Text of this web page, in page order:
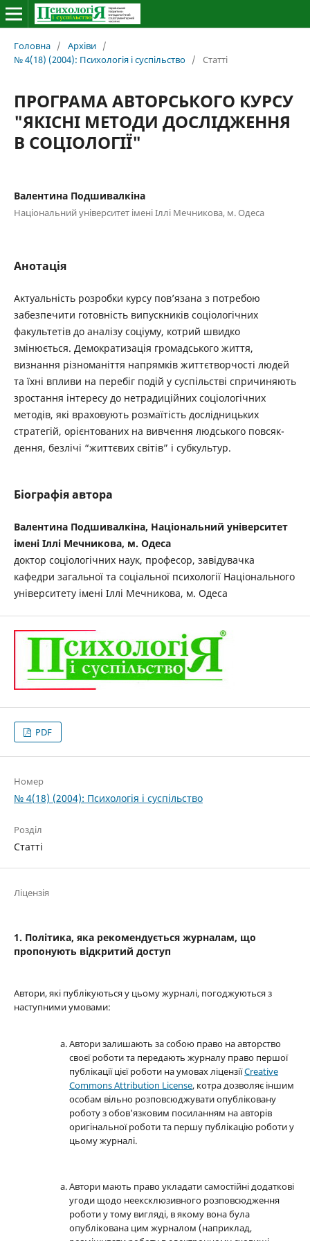
Головна / Архіви /
№ 4(18) (2004): Психологія і суспільство / Статті
ПРОГРАМА АВТОРСЬКОГО КУРСУ
"ЯКІСНІ МЕТОДИ ДОСЛІДЖЕННЯ
В СОЦІОЛОГІЇ"
Валентина Подшивалкіна
Національний університет імені Іллі Мечникова, м. Одеса
Анотація
Актуальність розробки курсу пов’язана з потребою
забезпечити готовність випускників соціологічних
факультетів до аналізу соціуму, котрий швидко
змінюється. Демократизація громадського життя,
визнання різноманіття напрямків життєтворчості людей
та їхні впливи на перебіг подій у суспільстві спричиняють
зростання інтересу до нетрадиційних соціологічних
методів, які враховують розмаїтість дослідницьких
стратегій, орієнтованих на вивчення людського повсяк-
дення, безлічі “життєвих світів” і субкультур.
Біографія автора
Валентина Подшивалкіна, Національний університет
імені Іллі Мечникова, м. Одеса
доктор соціологічних наук, професор, завідувачка
кафедри загальної та соціальної психології Національного
університету імені Іллі Мечникова, м. Одеса
PDF
Номер
№ 4(18) (2004): Психологія і суспільство
Розділ
Статті
Ліцензія
1. Політика, яка рекомендується журналам, що
пропонують відкритий доступ
Автори, які публікуються у цьому журналі, погоджуються з
наступними умовами:
Автори залишають за собою право на авторство
своєї роботи та передають журналу право першої
публікації цієї роботи на умовах ліцензіїCreative
Commons Attribution License, котра дозволяє іншим
особам вільно розповсюджувати опубліковану
роботу з обов'язковим посиланням на авторів
оригінальної роботи та першу публікацію роботи у
цьому журналі.
Автори мають право укладати самостійні додаткові
угоди щодо неексклюзивного розповсюдження
роботи у тому вигляді, в якому вона була
опублікована цим журналом (наприклад,